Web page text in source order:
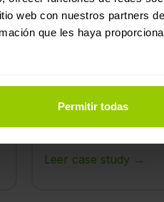
web con nuestros partners
que les haya
Permitir todas
de Mapon, los
logística han
cultura de
conductores."
Leer case study →